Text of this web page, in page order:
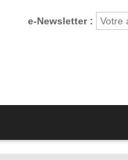
e-Newsletter :